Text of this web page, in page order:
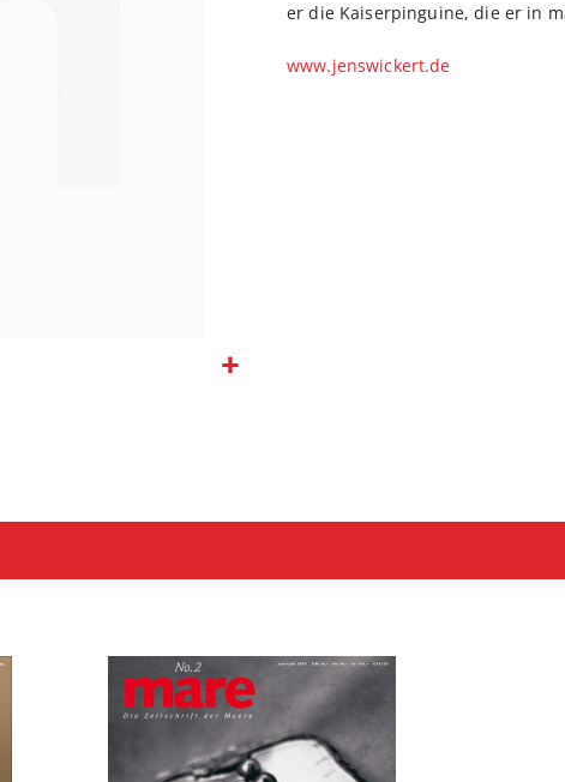
er die Kaiserpinguine, die er in
www.jenswickert.de